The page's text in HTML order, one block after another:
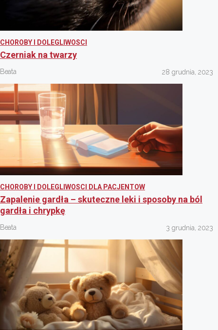
CHOROBY I DOLEGLIWOSCI
Czerniak na twarzy
Beata 28 grudnia, 2023
CHOROBY I DOLEGLIWOSCI DLA PACJENTOW
Zapalenie gardła – skuteczne leki i sposoby na ból
gardła i chrypkę
Beata 3 grudnia, 2023